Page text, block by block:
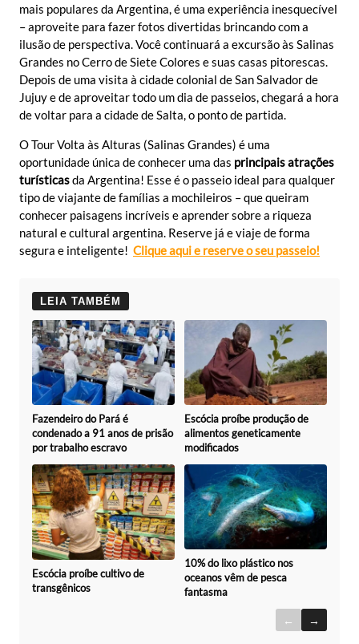
mais populares da Argentina, é uma experiência inesquecível
– aproveite para fazer fotos divertidas brincando com a
ilusão de perspectiva. Você continuará a excursão às Salinas
Grandes no Cerro de Siete Colores e suas casas pitorescas.
Depois de uma visita à cidade colonial de San Salvador de
Jujuy e de aproveitar todo um dia de passeios, chegará a hora
de voltar para a cidade de Salta, o ponto de partida.
O Tour Volta às Alturas (Salinas Grandes) é uma
oportunidade única de conhecer uma das principais atrações
turísticasda Argentina! Esse é o passeio ideal para qualquer
tipo de viajante de famílias a mochileiros – que queiram
conhecer paisagens incríveis e aprender sobre a riqueza
natural e cultural argentina. Reserve já e viaje de forma
segura e inteligente! Clique aqui e reserve o seu passeio!
LEIA TAMBÉM
Fazendeiro do Pará é
condenado a 91 anos de prisão
por trabalho escravo
Escócia proíbe produção de
alimentos geneticamente
modificados
Escócia proíbe cultivo de
transgênicos
10% do lixo plástico nos
oceanos vêm de pesca
fantasma
← →